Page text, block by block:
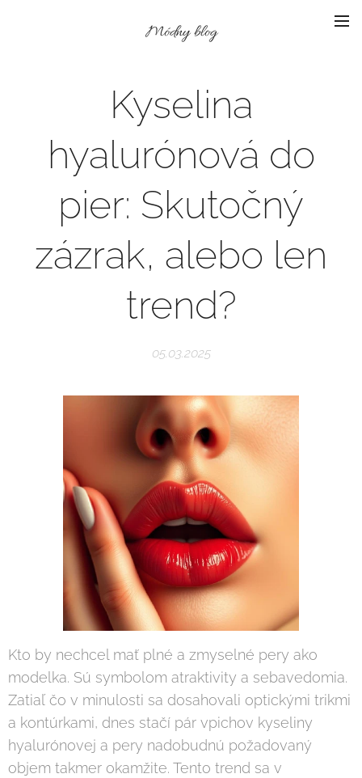
Módny blog
Kyselina
hyalurónová do
pier: Skutočný
zázrak, alebo len
trend?
05.03.2025
Kto by nechcel mať plné a zmyselné pery ako
modelka. Sú symbolom atraktivity a sebavedomia.
Zatiaľ čo v minulosti sa dosahovali optickými trikmi
a kontúrkami, dnes stačí pár vpichov kyseliny
hyalurónovej a pery nadobudnú požadovaný
objem takmer okamžite. Tento trend sa v